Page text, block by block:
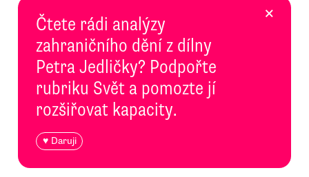
Čtete rádi analýzy
zahraničního dění z dílny
Petra Jedličky? Podpořte
rubriku Svět a pomozte jí
rozšiřovat kapacity.
♥ Daruji
×